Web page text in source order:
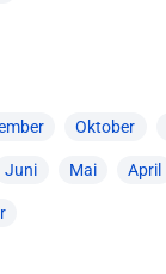
Oktober
Juni Mai April